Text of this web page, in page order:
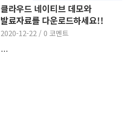
클라우드 네이티브 데모와
발료자료를 다운로드하세요!!
2020-12-22 / 0 코멘트
…